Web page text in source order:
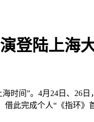
登陆上海
时间”。4月24日、26
此完成个人“《指环